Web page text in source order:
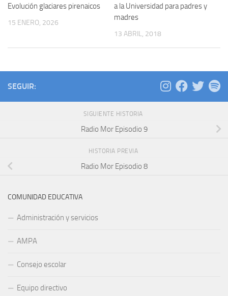
Evolución glaciares pirenaicos
15 ENERO, 2026
a la Universidad para padres y
madres
13 ABRIL, 2018
SEGUIR:
SIGUIENTE HISTORIA
Radio Mor Episodio 9
HISTORIA PREVIA
Radio Mor Episodio 8
COMUNIDAD EDUCATIVA
Administración y servicios
AMPA
Consejo escolar
Equipo directivo